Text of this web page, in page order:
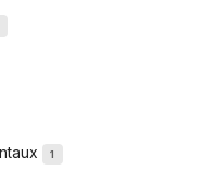
1